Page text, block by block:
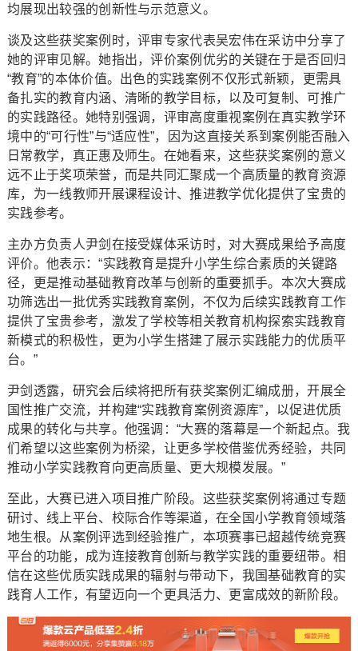
均展现出较强的创新性与示范意义。
谈及这些获奖案例时，评审专家代表吴宏伟在采访中分享了
她的评审见解。她指出，评价案例优劣的关键在于是否回归
“教育”的本体价值。出色的实践案例不仅形式新颖，更需具
备扎实的教育内涵、清晰的教学目标，以及可复制、可推广
的实践路径。她特别强调，评审高度重视案例在真实教学环
境中的“可行性”与“适应性”，因为这直接关系到案例能否融入
日常教学，真正惠及师生。在她看来，这些获奖案例的意义
远不止于奖项荣誉，而是共同汇聚成一个高质量的教育资源
库，为一线教师开展课程设计、推进教学优化提供了宝贵的
实践参考。
主办方负责人尹剑在接受媒体采访时，对大赛成果给予高度
评价。他表示：“实践教育是提升小学生综合素质的关键路
径，更是推动基础教育改革与创新的重要抓手。本次大赛成
功筛选出一批优秀实践教育案例，不仅为后续实践教育工作
提供了宝贵参考，激发了学校等相关教育机构探索实践教育
新模式的积极性，更为小学生搭建了展示实践能力的优质平
台。”
尹剑透露，研究会后续将把所有获奖案例汇编成册，开展全
国性推广交流，并构建“实践教育案例资源库”，以促进优质
成果的转化与共享。他强调：“大赛的落幕是一个新起点。我
们希望以这些案例为桥梁，让更多学校借鉴优秀经验，共同
推动小学实践教育向更高质量、更大规模发展。”
至此，大赛已进入项目推广阶段。这些获奖案例将通过专题
研讨、线上平台、校际合作等渠道，在全国小学教育领域落
地生根。从案例评选到经验推广，本项赛事已超越传统竞赛
平台的功能，成为连接教育创新与教学实践的重要纽带。相
信在这些优质实践成果的辐射与带动下，我国基础教育的实
践育人工作，有望迈向一个更具活力、更富成效的新阶段。